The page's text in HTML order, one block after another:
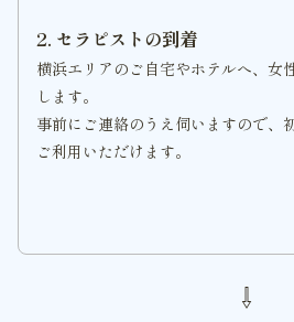
2. セラピストの到着
横浜エリアのご自宅やホテルへ、女
します。
事前にご連絡のうえ伺いますので、
ご利用いただけます。
⇩